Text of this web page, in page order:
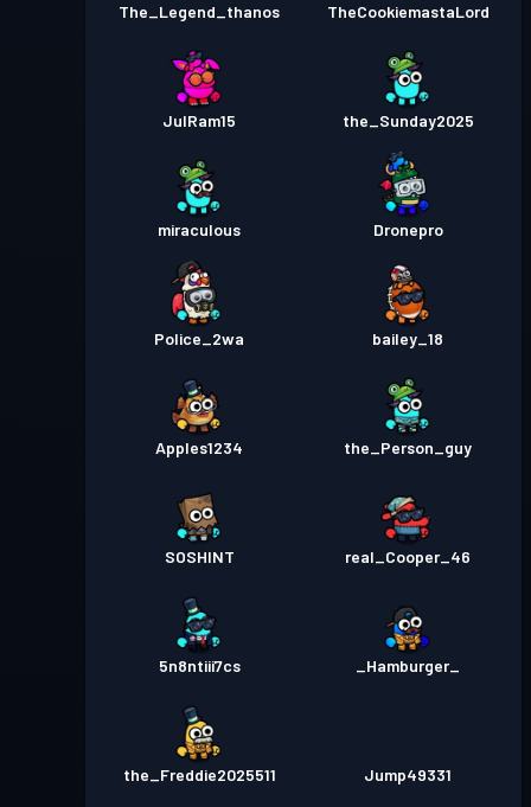
The_Legend_thanos TheCookiemastaLord
JulRam15 the_Sunday2025
miraculous Dronepro
Police_2wa bailey_18
Apples1234 the_Person_guy
SOSHINT real_Cooper_46
5n8ntiii7cs _Hamburger_
the_Freddie2025511 Jump49331